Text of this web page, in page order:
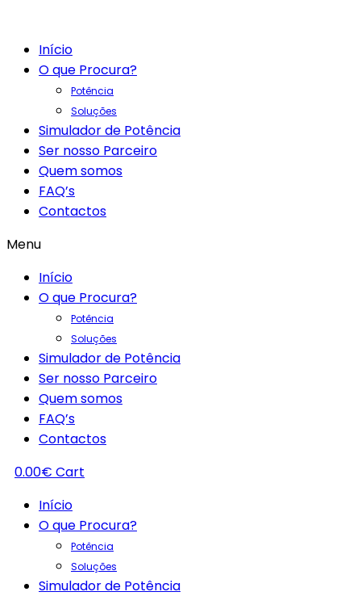
Início
O que Procura?
Potência
Soluções
Simulador de Potência
Ser nosso Parceiro
Quem somos
FAQ’s
Contactos
Menu
Início
O que Procura?
Potência
Soluções
Simulador de Potência
Ser nosso Parceiro
Quem somos
FAQ’s
Contactos
0.00€ Cart
Início
O que Procura?
Potência
Soluções
Simulador de Potência